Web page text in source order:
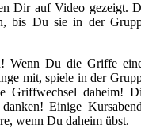
Dir auf Video gezeigt.
bis Du sie in der
Wenn Du die Griffe
mit, spiele in der
Griffwechsel daheim!
Einige
wenn Du daheim übst.